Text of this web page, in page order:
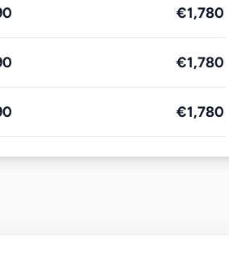
€1,780
€1,780
€1,780